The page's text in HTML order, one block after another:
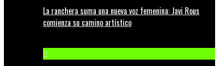
La ranchera suma una nueva voz femenina: Javi Rous
comienza su camino artístico